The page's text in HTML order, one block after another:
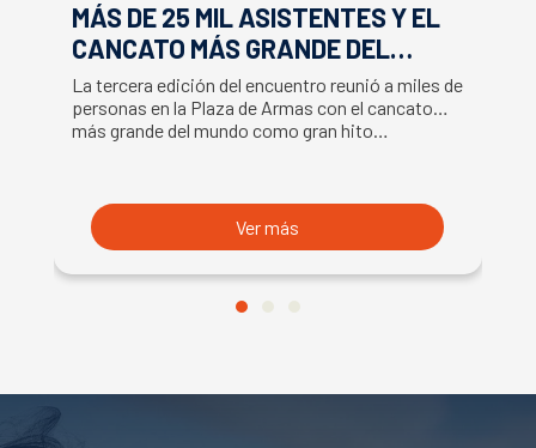
MÁS DE 25 MIL ASISTENTES Y EL
CANCATO MÁS GRANDE DEL
MUNDO MARCAN EXITOSO CIERRE
DE LA SEMANA DEL SALMÓN
La tercera edición del encuentro reunió a miles de
personas en la Plaza de Armas con el cancato
más grande del mundo como gran hito…
Ver más